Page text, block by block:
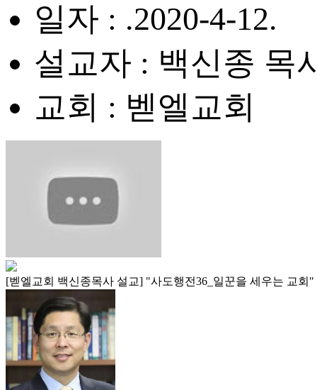
일자 : .2020-4-12.
설교자 : 백신종 목
교회 : 벧엘교회
[벧엘교회 백신종목사 설교] "사도행전36_일꾼을 세우는 교회"